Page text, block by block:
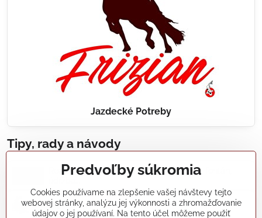
Jazdecké Potreby
Tipy, rady a návody
Realizácie záhradných jazierok, bazénov, fontán,
Články a blogy
Predvoľby súkromia
Cookies používame na zlepšenie vašej návštevy tejto
webovej stránky, analýzu jej výkonnosti a zhromažďovanie
údajov o jej používaní. Na tento účel môžeme použiť